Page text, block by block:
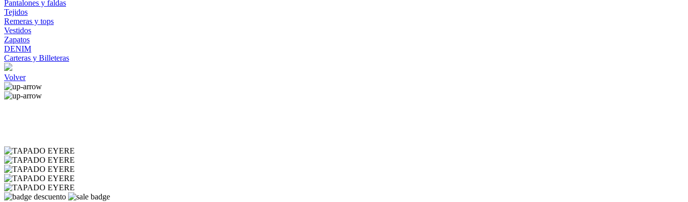
Pantalones y faldas
Tejidos
Remeras y tops
Vestidos
Zapatos
DENIM
Carteras y Billeteras
Volver